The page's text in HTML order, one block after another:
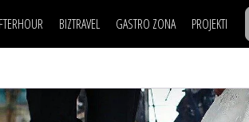
KNJIGE
BIZTRAVEL GASTRO ZONA PROJEKTI
TASTY
FILM I SCENA
AUTO SVET
STIL
30
BACK